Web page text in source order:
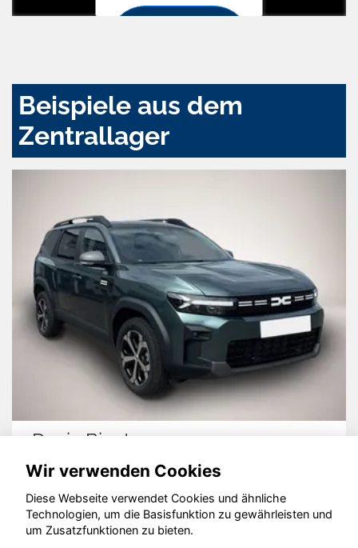
Beispiele aus dem
Zentrallager
Bigster
© konjunkturmotor.de GmbH 2020 - 2026
Wir verwenden Cookies
Diese Webseite verwendet Cookies und ähnliche
Technologien, um die Basisfunktion zu gewährleisten und
um Zusatzfunktionen zu bieten.